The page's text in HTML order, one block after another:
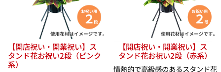
【開店祝い・開業祝い】ス
タンド花お祝い2段（ピンク
系）
【開店祝い・開業祝い】ス
タンド花お祝い2段（赤系）
情熱的で高級感のあるスタンド花